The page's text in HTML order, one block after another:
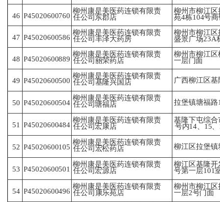
46 P45020600760
柳州康是美医药连锁有限责
任公司东郡店
柳州市柳江
苑4栋104号
47 P45020600586
柳州康是美医药连锁有限责
任公司丰泽大药房
柳州市柳江
盛景广场23A
48 P45020600889
柳州康是美医药连锁有限责
任公司丽荣药店
柳州市柳江区
一层门面
49 P45020600500
柳州康是美医药连锁有限责
任公司基隆兴国店 广西柳江区
50 P45020600504
柳州康是美医药连锁有限责
任公司塘福店 拉堡镇塘福路
51 P45020600484
柳州康是美医药连锁有限责
任公司宏康店
基隆下屯综合
号内14、15
52 P45020600105
柳州康是美医药连锁有限责
任公司宏松药店 柳江区拉堡镇
53 P45020600501
柳州康是美医药连锁有限责
任公司宏源店
柳江区基隆开
号第一层101
54 P45020600496
柳州康是美医药连锁有限责
任公司康乐苑店
柳州市柳江
一层2号门面